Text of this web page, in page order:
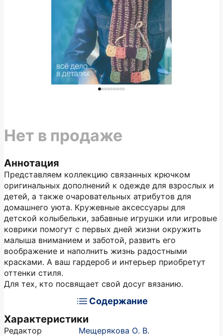
Аннотация
Представляем коллекцию связанных крючком
оригинальных дополнений к одежде для взрослых и
детей, а также очаровательных атрибутов для
домашнего уюта. Кружевные аксессуары для
детской колыбельки, забавные игрушки или игровые
коврики помогут с первых дней жизни окружить
малыша вниманием и заботой, развить его
воображение и наполнить жизнь радостными
красками. А ваш гардероб и интерьер приобретут
оттенки стиля.
Для тех, кто посвящает свой досуг вязанию.
Содержание
Характеристики
Редактор
Мещерякова О. В.
Нет в продаже